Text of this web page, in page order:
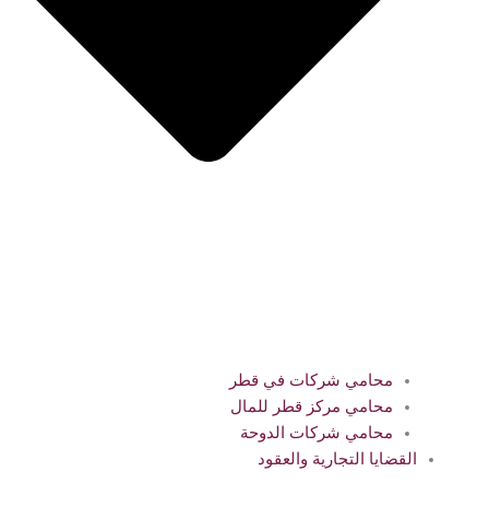
محامي شركات في قطر
محامي مركز قطر للمال
محامي شركات الدوحة
القضايا التجارية والعقود